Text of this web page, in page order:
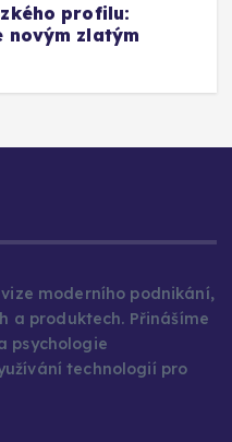
profilu:
novým zlatým
moderního podnikání,
a produktech. Přinášíme
psychologie
technologií pro